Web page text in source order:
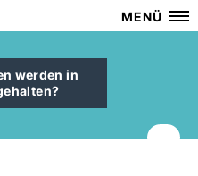
MENÜ
werden in